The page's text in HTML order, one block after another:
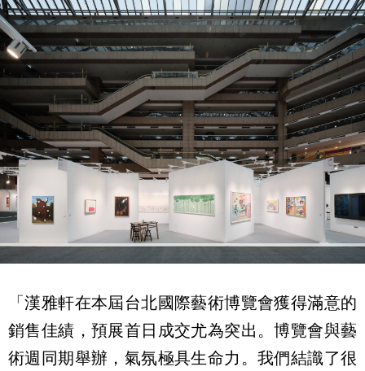
「漢雅軒在本屆台北國際藝術博覽會獲得滿意的
銷售佳績，預展首日成交尤為突出。博覽會與藝
術週同期舉辦，氣氛極具生命力。我們結識了很